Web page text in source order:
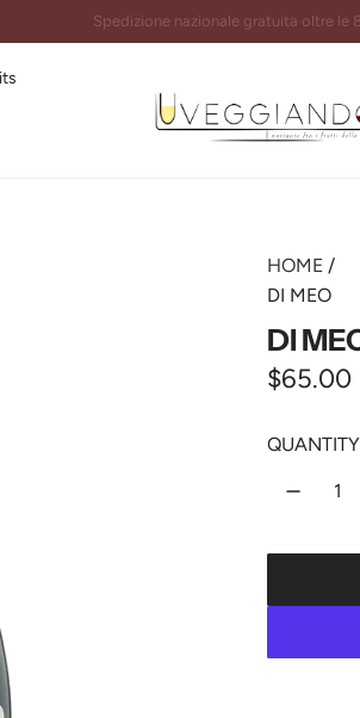
Imballi certificati e spedizioni
HOME /
DI MEO
DI
R
g
p
$65.00
QUANTITY